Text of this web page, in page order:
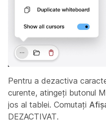
Pentru a dezactiva
curente, atingeți butonul
jos al tablei. Comutați
DEZACTIVAT.